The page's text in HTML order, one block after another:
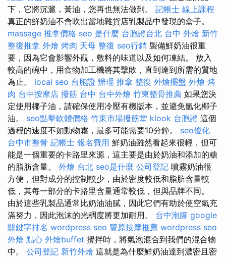
下，它將沉澱，黃油，您再也無法做到。 記帳士 線上課程
真正的鮮奶油不會吹出當地雜貨店乳製品中發現的盒子。
massage 推拿價格 seo 是什麼 台胞證台北 台中 外燴 新竹
整復推拿 外燴 烤肉 天母 整復 seo行銷 製備鮮奶油很重
要，因為它會影響外觀，敷料的味道以及如何凍結。 放入
較高的碗中，用食物加工機將其擊敗，直到達到所需的質地
為止。 local seo 台胞證 辦理 推拿 整復 外燴擺盤 外燴 烤
肉 台中按摩店 撥筋 台中 台中外燴 竹東整骨推薦 如果您決
定使用椰子油，請確保使用冷壓有機版本，並避免氫化椰子
油。 seo點擊軟體價格 竹東市場撥筋堂 klook 台胞證 這個
過程的速度不如動物霜，最多可能需要10分鐘。 seo優化
台中市整骨 記帳士 報名費用 鮮奶油雖然看起來很輕，但可
能是一個重要的卡路里來源，這主要是由於奶油和添加的糖
的脂肪含量。 外燴 台北 seo是什麼 公司登記 噴霧奶油很
方便，但對成分的控制較少，由於密度較低和脂肪含量較
低，其每一部分的卡路里含量通常較低，但與品牌不同。
由於這些乳製品通常比奶油油膩，因此它們有助於使空氣充
滿努力，因此泡沫的光稠度將更加耐用。 台中泡腳 google
關鍵字排名 wordpress seo 豐原按摩推薦 wordpress seo
外燴 點心 外燴buffet 攪拌時，將氣泡混合到我們的混合物
中。 公司登記 新竹外燴 這就是為什麼鮮奶油達到濃密且密